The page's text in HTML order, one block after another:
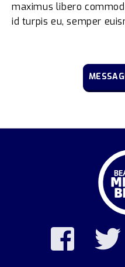
maximus libero
id turpis eu, semper